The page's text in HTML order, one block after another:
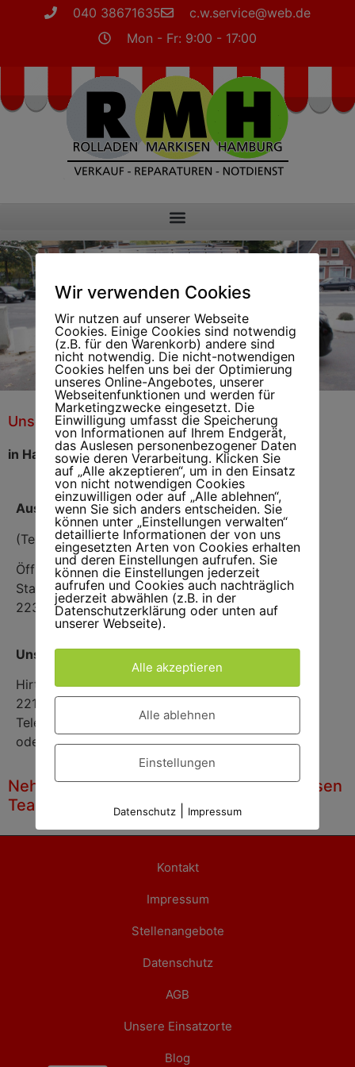
040 38671635
c.w.service@web.de
Mon - Fr: 9:00 - 17:00
Verkauf von Rolläden
und Markisen
Jetzt Termin vereinbaren
Unser Ausstellungsraum
in Hamburg
Ausstellungsraum
(Termine nach Vereinbarung)
Öffnungszeiten 9:00-17:00
Stadtbahnstr 39 B
22393 Hamburg
Unsere Anschrift:
Hirtenkate 1
22145 Stapelfeld/Hamburg
Telefon: 040 / 38 67 16 35
oder Mobil: 0179 / 223 98 72
Nehmen Sie mit unserem Rolladen Markisen
Team Kontakt auf
Kontakt
Impressum
Stellenangebote
Datenschutz
AGB
Unsere Einsatzorte
Blog
Wir verwenden Cookies
Wir nutzen auf unserer Webseite
Cookies. Einige Cookies sind notwendig
(z.B. für den Warenkorb) andere sind
nicht notwendig. Die nicht-notwendigen
Cookies helfen uns bei der Optimierung
unseres Online-Angebotes, unserer
Webseitenfunktionen und werden für
Marketingzwecke eingesetzt. Die
Einwilligung umfasst die Speicherung
von Informationen auf Ihrem Endgerät,
das Auslesen personenbezogener Daten
sowie deren Verarbeitung. Klicken Sie
auf „Alle akzeptieren“, um in den Einsatz
von nicht notwendigen Cookies
einzuwilligen oder auf „Alle ablehnen“,
wenn Sie sich anders entscheiden. Sie
können unter „Einstellungen verwalten“
detaillierte Informationen der von uns
eingesetzten Arten von Cookies erhalten
und deren Einstellungen aufrufen. Sie
können die Einstellungen jederzeit
aufrufen und Cookies auch nachträglich
jederzeit abwählen (z.B. in der
Datenschutzerklärung oder unten auf
unserer Webseite).
Alle akzeptieren
Alle ablehnen
Einstellungen
Datenschutz| Impressum